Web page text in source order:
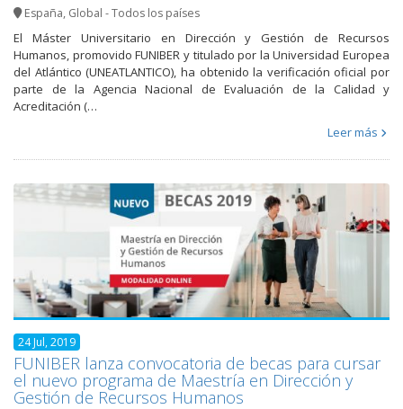
España, Global - Todos los países
El Máster Universitario en Dirección y Gestión de Recursos
Humanos, promovido FUNIBER y titulado por la Universidad Europea
del Atlántico (UNEATLANTICO), ha obtenido la verificación oficial por
parte de la Agencia Nacional de Evaluación de la Calidad y
Acreditación (…
Leer más
24 Jul, 2019
FUNIBER lanza convocatoria de becas para cursar
el nuevo programa de Maestría en Dirección y
Gestión de Recursos Humanos